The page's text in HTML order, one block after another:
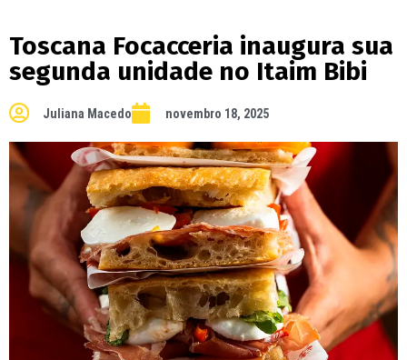
Toscana Focacceria inaugura sua
segunda unidade no Itaim Bibi
Juliana Macedo novembro 18, 2025